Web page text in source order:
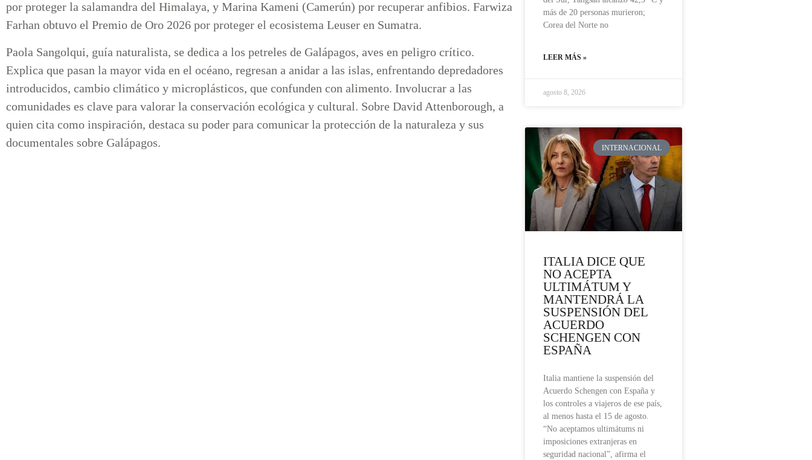
por proteger la salamandra del Himalaya, y Marina Kameni (Camerún) por recuperar anfibios. Farwiza
Farhan obtuvo el Premio de Oro 2026 por proteger el ecosistema Leuser en Sumatra.
Paola Sangolqui, guía naturalista, se dedica a los petreles de Galápagos, aves en peligro crítico.
Explica que pasan la mayor vida en el océano, regresan a anidar a las islas, enfrentando depredadores
introducidos, cambio climático y microplásticos, que confunden con alimento. Involucrar a las
comunidades es clave para valorar la conservación ecológica y cultural. Sobre David Attenborough, a
quien cita como inspiración, destaca su poder para comunicar la protección de la naturaleza y sus
documentales sobre Galápagos.
más de 20 personas murieron;
Corea del Norte no
LEER MÁS »
agosto 8, 2026
INTERNACIONAL
ITALIA DICE QUE
NO ACEPTA
ULTIMÁTUM Y
MANTENDRÁ LA
SUSPENSIÓN DEL
ACUERDO
SCHENGEN CON
ESPAÑA
Italia mantiene la suspensión del
Acuerdo Schengen con España y
los controles a viajeros de ese país,
al menos hasta el 15 de agosto.
“No aceptamos ultimátums ni
imposiciones extranjeras en
seguridad nacional”, afirma el